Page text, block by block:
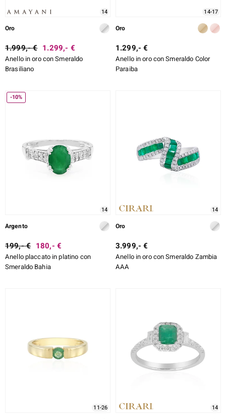
14
Oro
1.999,- € 1.299,- €
Anello in oro con Smeraldo
Brasiliano
14-17
Oro
1.299,- €
Anello in oro con Smeraldo Color
Paraiba
-10%
14
Argento
199,- € 180,- €
Anello placcato in platino con
Smeraldo Bahia
14
Oro
3.999,- €
Anello in oro con Smeraldo Zambia
AAA
11-26 14